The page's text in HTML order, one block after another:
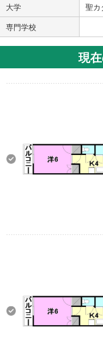
大学
聖カ
専門学校
現